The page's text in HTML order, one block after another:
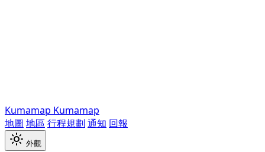
Kumamap Kumamap
地圖 地區 行程規劃 通知 回報
外觀